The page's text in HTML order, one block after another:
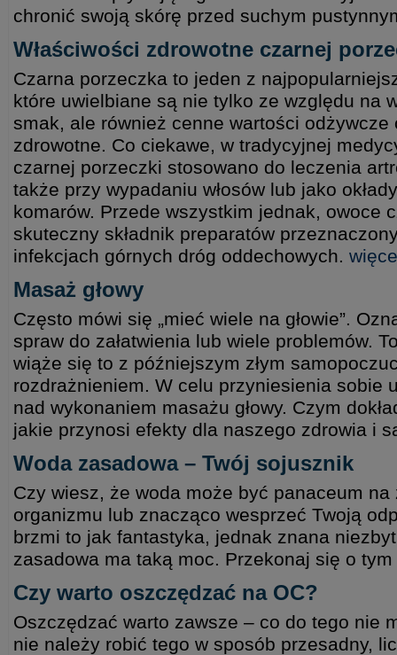
chronić swoją skórę przed suchym
Właściwości zdrowotne czarnej
Czarna porzeczka to jeden z
które uwielbiane są nie tylko ze względu na
smak, ale również cenne wartości odżywcze
zdrowotne. Co ciekawe, w tradycyjnej
czarnej porzeczki stosowano do leczenia
także przy wypadaniu włosów lub jako
komarów. Przede wszystkim jednak, owoce
skuteczny składnik preparatów
infekcjach górnych dróg oddechowych.
Masaż głowy
Często mówi się „mieć wiele na głowie”.
spraw do załatwienia lub wiele problemów.
wiąże się to z późniejszym złym
rozdrażnieniem. W celu przyniesienia sobie
nad wykonaniem masażu głowy. Czym
jakie przynosi efekty dla naszego zdrowia i
Woda zasadowa – Twój sojusznik
Czy wiesz, że woda może być panaceum
organizmu lub znacząco wesprzeć Twoją
brzmi to jak fantastyka, jednak znana
zasadowa ma taką moc. Przekonaj się o
Czy warto oszczędzać na OC?
Oszczędzać warto zawsze – co do tego nie
nie należy robić tego w sposób przesadny,